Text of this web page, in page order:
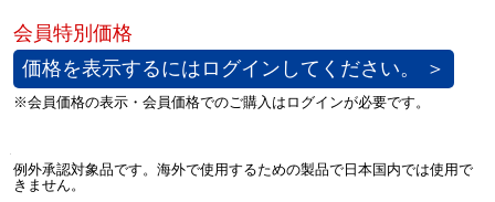
価格を表示するにはログインしてください。 ＞
例外承認対象品です。海外で使用するための製品で日本国内では使用で
きません。